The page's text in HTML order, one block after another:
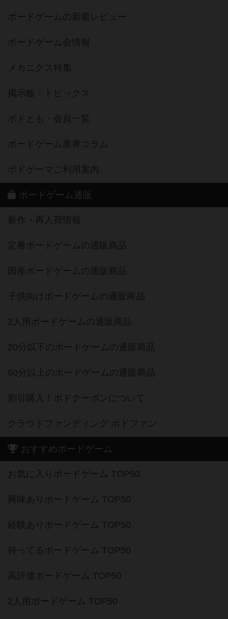
ボードゲームの新着レビュー
ボードゲーム会情報
メカニクス特集
掲示板・トピックス
ボドとも・会員一覧
ボードゲーム業界コラム
ボドゲーマご利用案内
ボードゲーム通販
新作・再入荷情報
定番ボードゲームの通販商品
国産ボードゲームの通販商品
子供向けボードゲームの通販商品
2人用ボードゲームの通販商品
20分以下のボードゲームの通販商品
60分以上のボードゲームの通販商品
割引購入！ボドクーポンについて
クラウドファンディング ボドファン
おすすめボードゲーム
お気に入りボードゲーム TOP50
興味ありボードゲーム TOP50
経験ありボードゲーム TOP50
持ってるボードゲーム TOP50
高評価ボードゲーム TOP50
2人用ボードゲーム TOP50